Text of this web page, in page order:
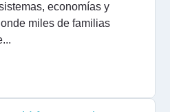
economías y
miles de familias